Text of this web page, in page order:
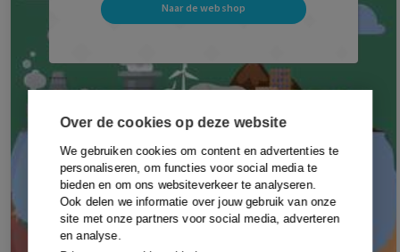
Over de cookies op deze website
We gebruiken cookies om content en advertenties te
personaliseren, om functies voor social media te
bieden en om ons websiteverkeer te analyseren.
Ook delen we informatie over jouw gebruik van onze
site met onze partners voor social media, adverteren
en analyse.
Naar de webshop